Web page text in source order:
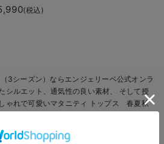
触冷感】前後２
カーディガン
(税込)
3シーズン）ならエンジェリーベ公式オンラ
シルエット、通気性の良い素材、 そして授
ゃれで可愛いマタニティ トップス 春夏秋
着アイテムをチェック！